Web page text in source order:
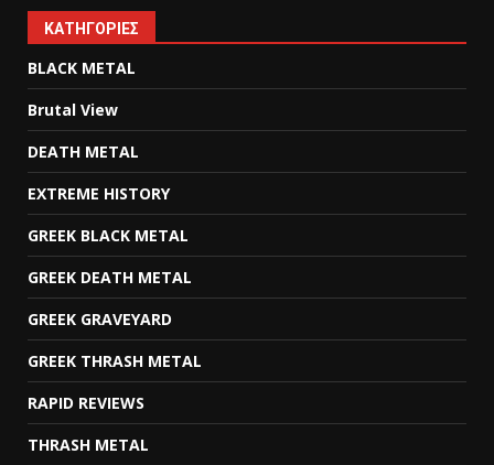
KΑΤΗΓΟΡΊΕΣ
BLACK METAL
Brutal View
DEATH METAL
EXTREME HISTORY
GREEK BLACK METAL
GREEK DEATH METAL
GREEK GRAVEYARD
GREEK THRASH METAL
RAPID REVIEWS
THRASH METAL